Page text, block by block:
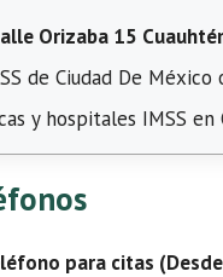
Orizaba 15
de Ciudad De México
y hospitales IMSS en
para citas